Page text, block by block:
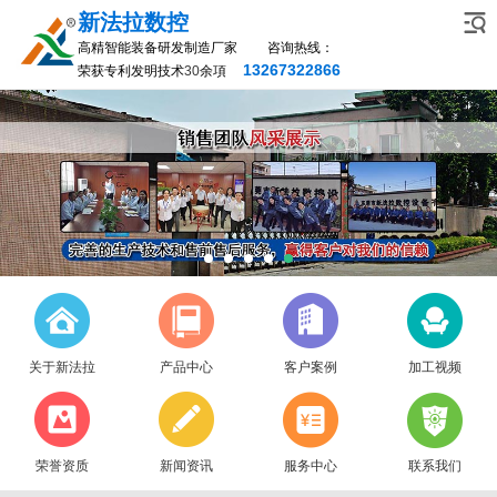
新法拉数控
高精智能装备研发制造厂家 咨询热线：
荣获专利发明技术30余項 13267322866
关于新法拉 产品中心 客户案例 加工视频
荣誉资质 新闻资讯 服务中心 联系我们